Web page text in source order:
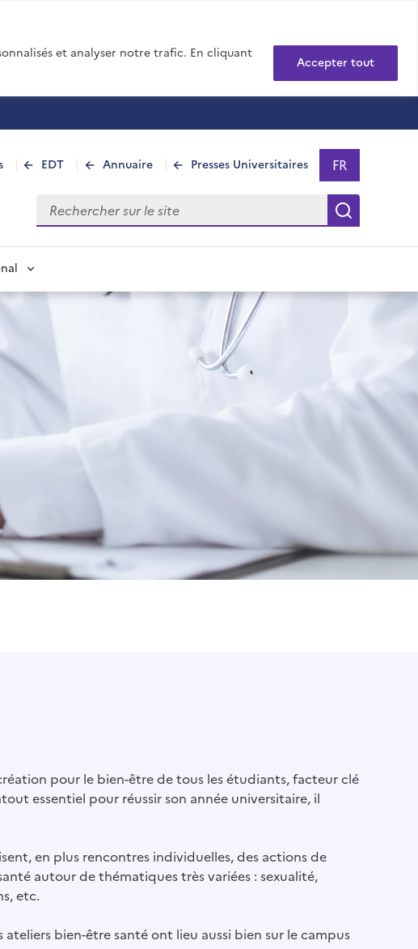
et analyser notre trafic. En cliquant
Accepter tout
EDT Annuaire Presses Universitaires Sélectionner
FR
- Français
Rechercher sur le site
pour le bien-être de tous les étudiants, facteur clé
essentiel pour réussir son année universitaire, il
en plus rencontres individuelles, des actions de
autour de thématiques très variées : sexualité,
etc.
bien-être santé ont lieu aussi bien sur le campus